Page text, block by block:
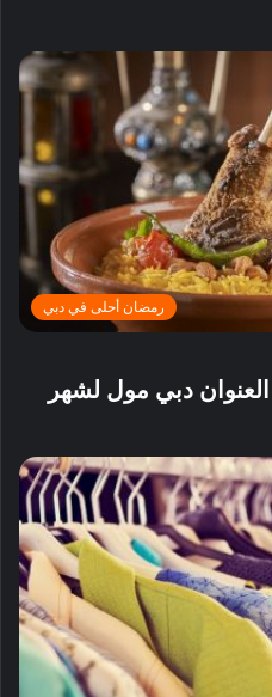
رمضان أحلى في دبي
دبي مول لشهر